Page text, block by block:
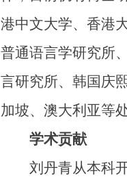
港中文大学、香港
普通语言学研究所
言研究所、韩国庆
加坡、澳大利亚等
学术贡献
刘丹青从本科开